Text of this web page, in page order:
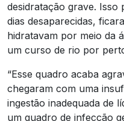
desidratação grave. Isso
dias desaparecidas,
hidratavam por meio da
um curso de rio por
“Esse quadro acaba
chegaram com uma
ingestão inadequada de
um quadro de infecção